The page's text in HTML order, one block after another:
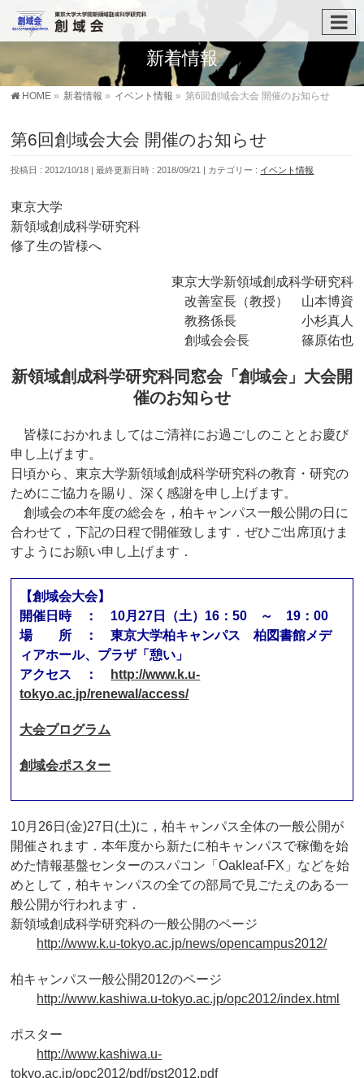
新着情報
HOME » 新着情報 » イベント情報 » 第6回創域会大会 開催のお知らせ
第6回創域会大会 開催のお知らせ
投稿日 : 2012/10/18 最終更新日時 : 2018/09/21 カテゴリー : イベント情報
東京大学
新領域創成科学研究科
修了生の皆様へ
東京大学新領域創成科学研究科
改善室長（教授） 山本博資
教務係長 小杉真人
創域会会長 篠原佑也
新領域創成科学研究科同窓会「創域会」大会開
催のお知らせ
皆様におかれましてはご清祥にお過ごしのこととお慶び
申し上げます。
日頃から、東京大学新領域創成科学研究科の教育・研究の
ためにご協力を賜り、深く感謝を申し上げます。
創域会の本年度の総会を，柏キャンパス一般公開の日に
合わせて，下記の日程で開催致します．ぜひご出席頂けま
すようにお願い申し上げます．
【創域会大会】
開催日時 ： 10月27日（土）16：50 ～ 19：00
場 所 ： 東京大学柏キャンパス 柏図書館メデ
ィアホール、プラザ「憩い」
アクセス ：
http://www.k.u-
tokyo.ac.jp/renewal/access/
大会プログラム
創域会ポスター
10月26日(金)27日(土)に，柏キャンパス全体の一般公開が
開催されます．本年度から新たに柏キャンパスで稼働を始
めた情報基盤センターのスパコン「Oakleaf-FX」などを始
めとして，柏キャンパスの全ての部局で見ごたえのある一
般公開が行われます．
新領域創成科学研究科の一般公開のページ
http://www.k.u-tokyo.ac.jp/news/opencampus2012/
柏キャンパス一般公開2012のページ
http://www.kashiwa.u-tokyo.ac.jp/opc2012/index.html
ポスター
http://www.kashiwa.u-
tokyo.ac.jp/opc2012/pdf/pst2012.pdf